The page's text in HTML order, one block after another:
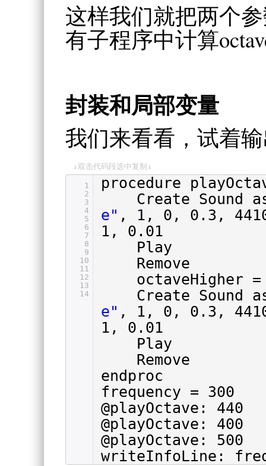
这样我们就把两个
有子程序中计算
封装和局部变量
我们来看看，试着
↓双击代码段选中复制↓
1
2
3
4
5
6
7
8
9
10
11
12
13
14
procedure
Create Sound
e" , 1, 0, 0.3,
1, 0.01
Play
Remove
octaveHigher
Create Sound
e" , 1, 0, 0.3,
1, 0.01
Play
Remove
endproc
frequency = 300
@playOctave: 440
@playOctave: 400
@playOctave: 500
writeInfoLine: